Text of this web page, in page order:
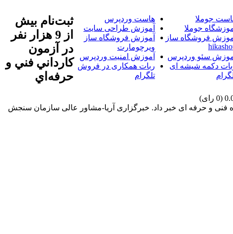
جوملا
هاست وردپرس
جوملا
آموزش طراحی سایت
فروشگاه ساز
آموزش فروشگاه ساز
ویرچومارت
سئو وردپرس
آموزش امنیت وردپرس
دکمه شیشه ای
ربات همکاری در فروش
تلگرام
ثبت‌نام بيش
از 9 هزار نفر
در آزمون
کارداني فني و
حرفه‌اي
دوره های کاردانی نظام جدید دانشگاه فنی و حرفه ای خبر داد. خبرگزاری آریا-مشاور عالی سازمان سنجش